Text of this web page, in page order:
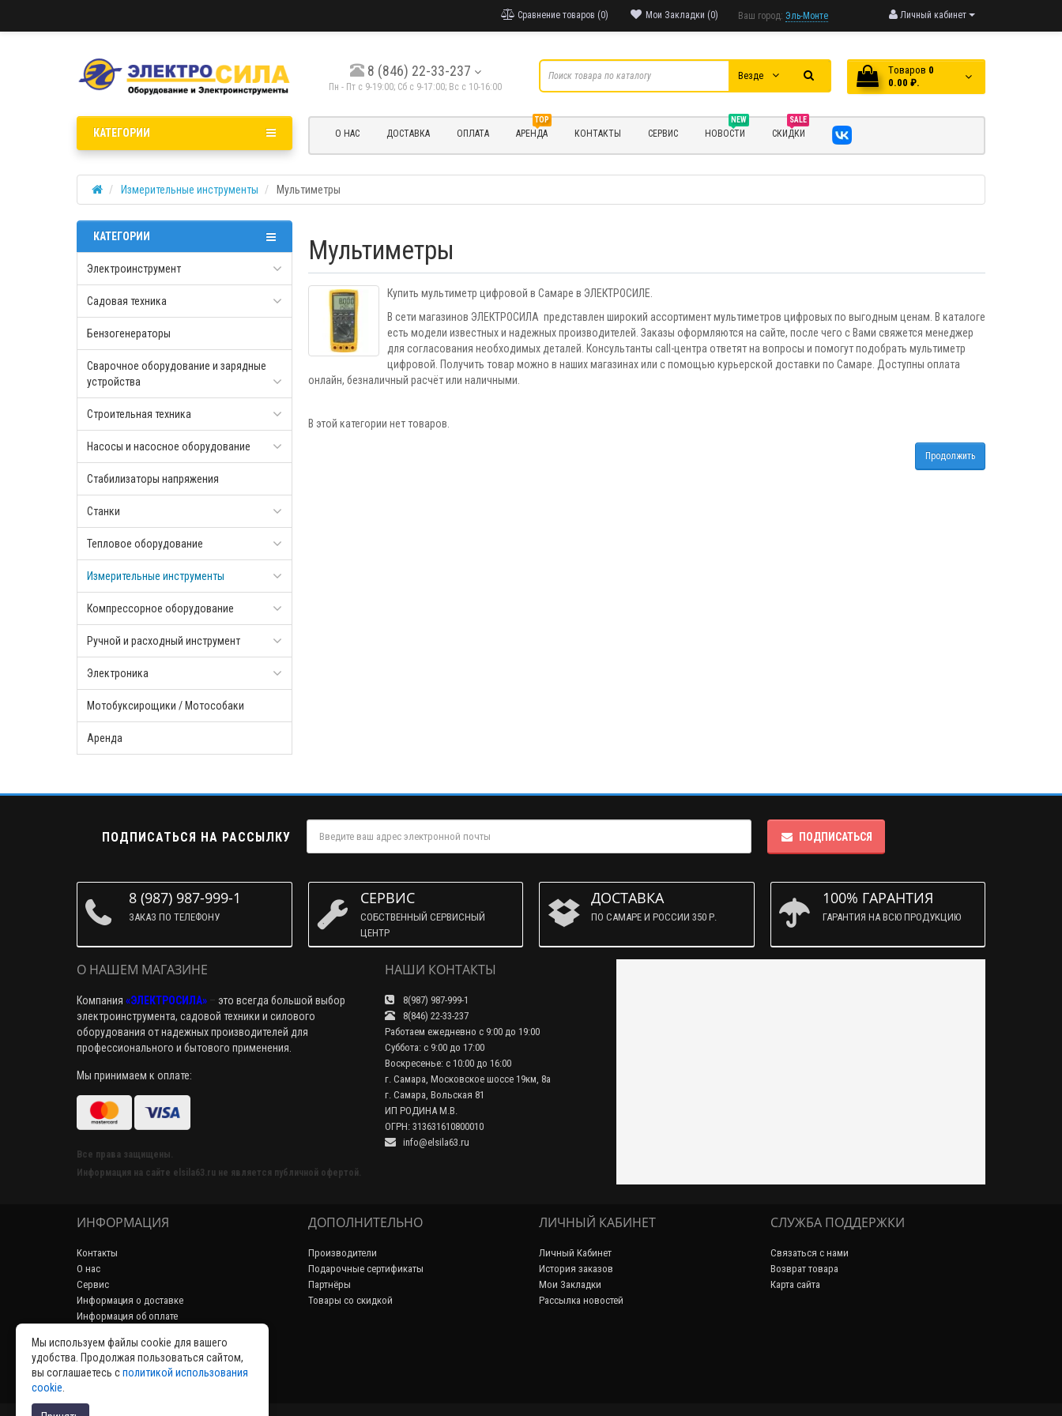
Личный кабинет
Ваш город: Эль-Монте
Мои Закладки (0)
Сравнение товаров (0)
8 (846) 22-33-237
Пн - Пт с 9-19:00; Cб с 9-17:00; Вс с 10-16:00
Везде Tоваров 0
0.00 ₽.
О НАС ДОСТАВКА ОПЛАТА
TOP
АРЕНДА КОНТАКТЫ СЕРВИС
NEW
НОВОСТИ
SALE
СКИДКИ
КАТЕГОРИИ
Измерительные инструменты Мультиметры
КАТЕГОРИИ
Электроинструмент
Садовая техника
Бензогенераторы
Сварочное оборудование и зарядные
устройства
Строительная техника
Насосы и насосное оборудование
Стабилизаторы напряжения
Станки
Тепловое оборудование
Измерительные инструменты
Компрессорное оборудование
Ручной и расходный инструмент
Электроника
Мотобуксирощики / Мотособаки
Аренда
Мультиметры
Купить мультиметр цифровой в Самаре в ЭЛЕКТРОСИЛЕ.
В сети магазинов ЭЛЕКТРОСИЛА представлен широкий ассортимент мультиметров цифровых по выгодным ценам. В каталоге
есть модели известных и надежных производителей. Заказы оформляются на сайте, после чего с Вами свяжется менеджер
для согласования необходимых деталей. Консультанты call-центра ответят на вопросы и помогут подобрать мультиметр
цифровой. Получить товар можно в наших магазинах или с помощью курьерской доставки по Самаре. Доступны оплата
онлайн, безналичный расчёт или наличными.
В этой категории нет товаров.
Продолжить
ПОДПИСАТЬСЯ НА РАССЫЛКУ ПОДПИСАТЬСЯ
8 (987) 987-999-1
ЗАКАЗ ПО ТЕЛЕФОНУ
СЕРВИС
СОБСТВЕННЫЙ СЕРВИСНЫЙ
ЦЕНТР
ДОСТАВКА
ПО САМАРЕ И РОССИИ 350 Р.
100% ГАРАНТИЯ
ГАРАНТИЯ НА ВСЮ ПРОДУКЦИЮ
О НАШЕМ МАГАЗИНЕ
Компания «ЭЛЕКТРОСИЛА» – это всегда большой выбор
электроинструмента, садовой техники и силового
оборудования от надежных производителей для
профессионального и бытового применения.
Мы принимаем к оплате:
Все права защищены.
Информация на сайте elsila63.ru не является публичной офертой.
НАШИ КОНТАКТЫ
8(987) 987-999-1
8(846) 22-33-237
Работаем ежедневно с 9:00 до 19:00
Суббота: с 9:00 до 17:00
Воскресенье: с 10:00 до 16:00
г. Самара, Московское шоссе 19км, 8а
г. Самара, Вольская 81
ИП РОДИНА М.В.
ОГРН: 313631610800010
info@elsila63.ru
ИНФОРМАЦИЯ
Контакты
О нас
Сервис
Информация о доставке
Информация об оплате
Политика конфиденциальности
Возврат товара
Аренда
ДОПОЛНИТЕЛЬНО
Производители
Подарочные сертификаты
Партнёры
Товары со скидкой
ЛИЧНЫЙ КАБИНЕТ
Личный Кабинет
История заказов
Мои Закладки
Рассылка новостей
СЛУЖБА ПОДДЕРЖКИ
Связаться с нами
Возврат товара
Карта сайта
Мы используем файлы cookie для вашего
удобства. Продолжая пользоваться сайтом,
вы соглашаетесь сполитикой использования
cookie